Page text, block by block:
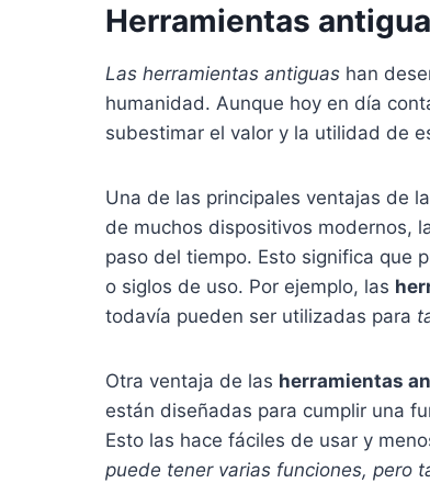
Herramientas
Las herramientas antiguas han
humanidad. Aunque hoy en día
subestimar el valor y la utilidad de
Una de las principales ventajas de
de muchos dispositivos modernos,
paso del tiempo. Esto significa que
o siglos de uso. Por ejemplo, las
todavía pueden ser utilizadas para
Otra ventaja de las herramientas
están diseñadas para cumplir una
Esto las hace fáciles de usar y
puede tener varias funciones, pero